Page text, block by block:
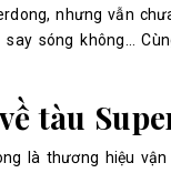
nhưng vẫn
say sóng không…
tàu
là thương hiệu